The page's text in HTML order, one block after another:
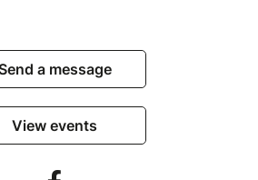
a message
View events